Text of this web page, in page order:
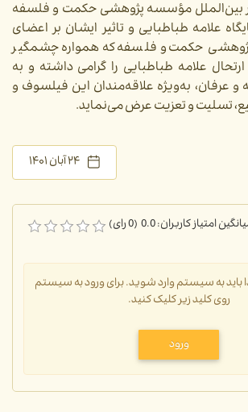
بین‌الملل مؤسسه پژوهشی حکمت و فلسفه
علامه طباطبایی و تاثیر ایشان بر اعضای
حکمت و فلسفه که همواره چشمگیر
علامه طباطبایی را گرامی داشته و به
عرفان، به‌ویژه علاقه‌مندان این فیلسوف و
تسلیت و تعزیت عرض می‌نماید.
۲۴ آبان ۱۴۰۱
امتیاز کاربران: 0.0 (0 رای)
باید به سیستم وارد شوید. برای ورود به سیستم
روی کلید زیر کلیک کنید.
ورود